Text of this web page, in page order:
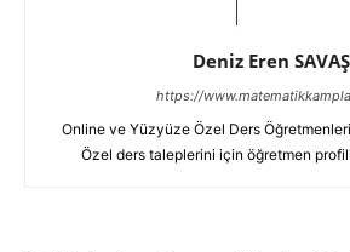
Deniz Eren SAVAŞ
https://
Online ve Yüzyüze Özel Ders
Özel ders taleplerini için öğretmen